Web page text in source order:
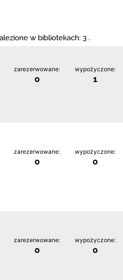
w bibliotekach: 3 .
zarezerwowane:
0
wypożyczone:
1
zarezerwowane:
0
wypożyczone:
0
zarezerwowane:
0
wypożyczone:
0